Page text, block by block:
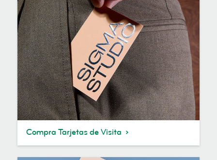
Compra Tarjetas de Visita